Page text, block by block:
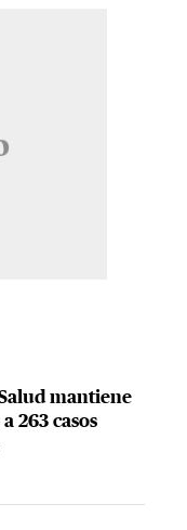
mantiene
263 casos